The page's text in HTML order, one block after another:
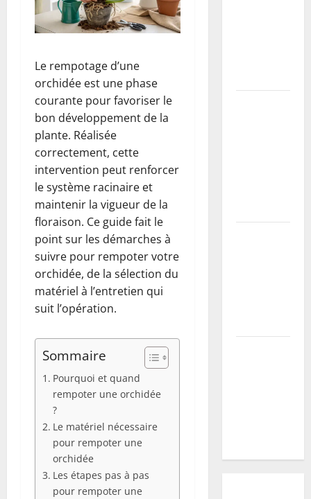
Le rempotage d’une
orchidée est une phase
courante pour favoriser le
bon développement de la
plante. Réalisée
correctement, cette
intervention peut renforcer
le système racinaire et
maintenir la vigueur de la
floraison. Ce guide fait le
point sur les démarches à
suivre pour rempoter votre
orchidée, de la sélection du
matériel à l’entretien qui
suit l’opération.
Sommaire
Pourquoi et quand
rempoter une orchidée
?
Le matériel nécessaire
pour rempoter une
orchidée
Les étapes pas à pas
pour rempoter une